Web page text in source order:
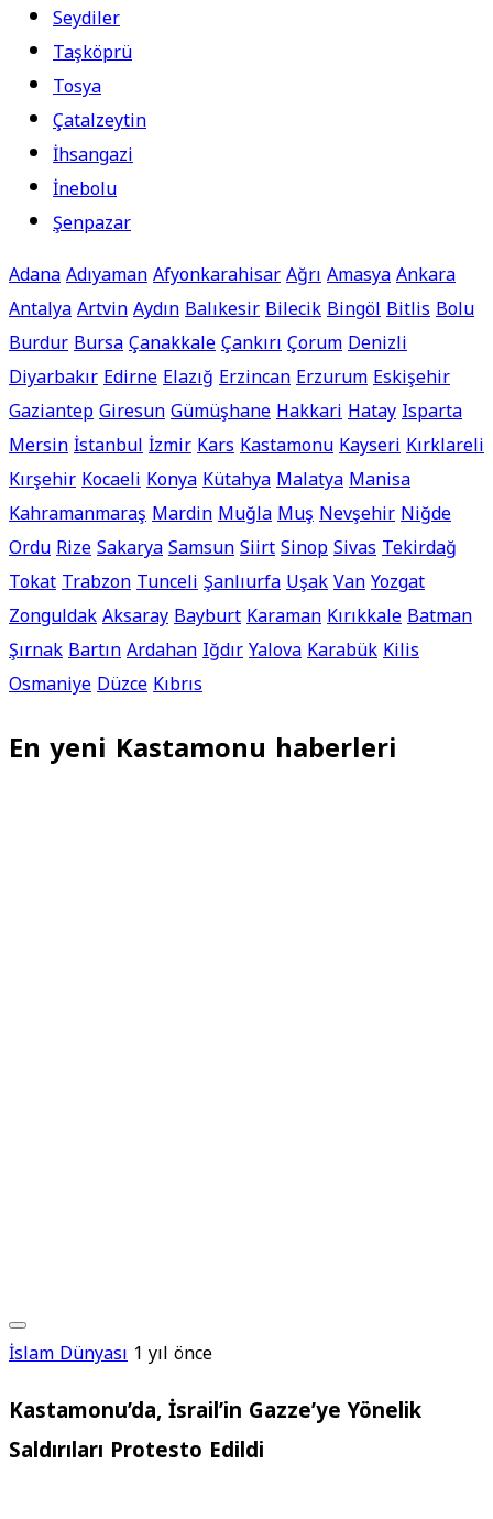
Seydiler
Taşköprü
Tosya
Çatalzeytin
İhsangazi
İnebolu
Şenpazar
AdanaAdıyamanAfyonkarahisarAğrıAmasyaAnkara
AntalyaArtvinAydınBalıkesirBilecikBingölBitlisBolu
BurdurBursaÇanakkaleÇankırıÇorumDenizli
DiyarbakırEdirneElazığErzincanErzurumEskişehir
GaziantepGiresunGümüşhaneHakkariHatayIsparta
MersinİstanbulİzmirKarsKastamonuKayseriKırklareli
KırşehirKocaeliKonyaKütahyaMalatyaManisa
KahramanmaraşMardinMuğlaMuşNevşehirNiğde
OrduRizeSakaryaSamsunSiirtSinopSivasTekirdağ
TokatTrabzonTunceliŞanlıurfaUşakVanYozgat
ZonguldakAksarayBayburtKaramanKırıkkaleBatman
ŞırnakBartınArdahanIğdırYalovaKarabükKilis
OsmaniyeDüzceKıbrıs
En yeni Kastamonu haberleri
İslam Dünyası 1 yıl önce
Kastamonu’da, İsrail’in Gazze’ye Yönelik
Saldırıları Protesto Edildi